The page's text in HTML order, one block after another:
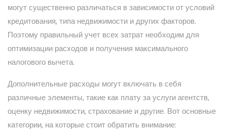
могут существенно различаться в зависимости от условий
кредитования, типа недвижимости и других факторов.
Поэтому правильный учет всех затрат необходим для
оптимизации расходов и получения максимального
налогового вычета.
Дополнительные расходы могут включать в себя
различные элементы, такие как плату за услуги агентств,
оценку недвижимости, страхование и другие. Вот основные
категории, на которые стоит обратить внимание: